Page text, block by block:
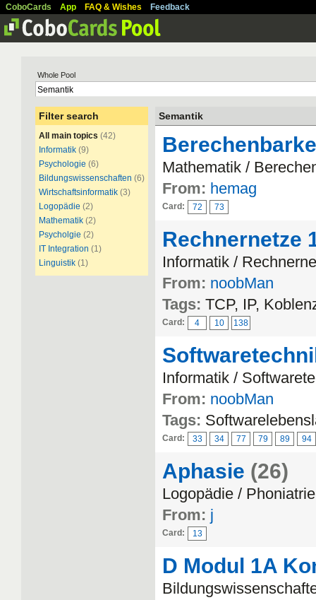
CoboCards App FAQ & Wishes Feedback
Whole Pool
Filter search
All main topics (42)
Informatik (9)
Psychologie (6)
Bildungswissenschaften (6)
Wirtschaftsinformatik (3)
Logopädie (2)
Mathematik (2)
Psycholgie (2)
IT Integration (1)
Linguistik (1)
Semantik
Mathematik /
From: hemag
Card: 72 73
Rechnernetze
Informatik /
From: noobMan
Tags: TCP, IP,
Card: 4 10 138
Informatik /
From: noobMan
Tags:
Card: 33 34 77 79 89 94
Aphasie (26)
Logopädie / Phoniatrie
From: j
Card: 13
D Modul 1A